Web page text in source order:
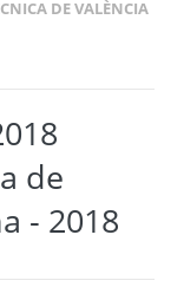
DE VALÈNCIA
de
- 2018